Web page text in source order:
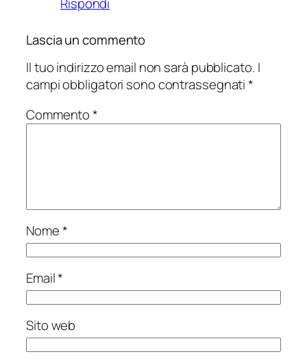
Lascia un commento
Il tuo indirizzo email non sarà pubblicato. I
campi obbligatori sono contrassegnati*
Commento*
Nome*
Email*
Sito web